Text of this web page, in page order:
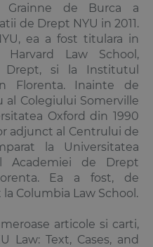
de Burca a
de Drept NYU in 2011.
ea a fost titulara in
Law School,
Drept, si la Institutul
Florenta. Inainte de
al Colegiului Somerville
Oxford din 1990
adjunct al Centrului de
la Universitatea
Academiei de Drept
Ea a fost, de
Columbia Law School.
articole si carti,
Law: Text, Cases, and